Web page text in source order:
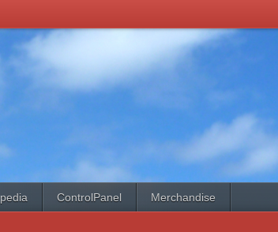
ControlPanel Merchandise